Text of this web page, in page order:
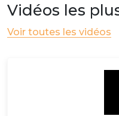
Vidéos les
Voir toutes les vidéos